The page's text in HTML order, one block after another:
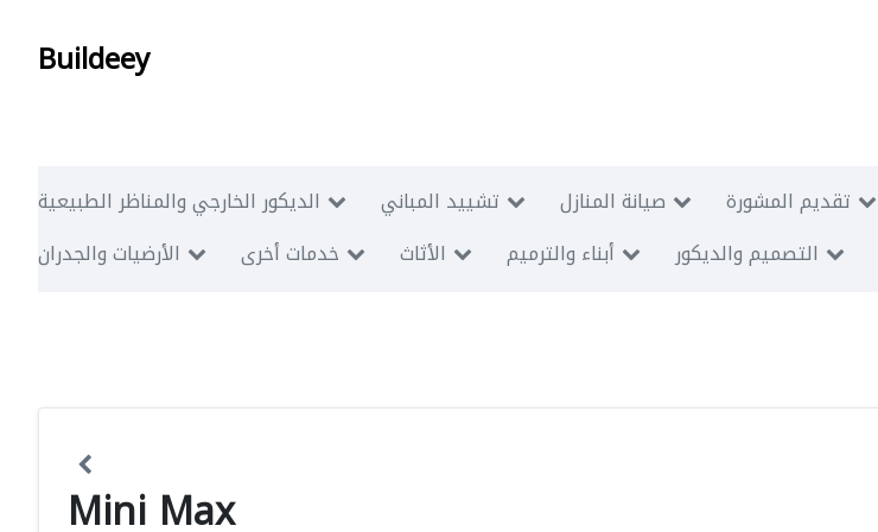
Buildeey
الديكور الخارجي والمناظر الطبيعية تشييد المباني صيانة المنازل تقديم المشورة
الأرضيات والجدران
خدمات أخرى الأثاث أبناء والترميم التصميم والديكور
Mini Max